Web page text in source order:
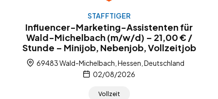
STAFFTIGER
Influencer-Marketing-Assistenten für
Wald-Michelbach (m/w/d) – 21,00 € /
Stunde – Minijob, Nebenjob, Vollzeitjob
69483 Wald-Michelbach, Hessen, Deutschland
02/08/2026
Vollzeit